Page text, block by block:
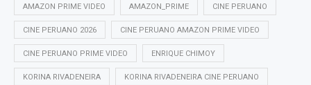
AMAZON PRIME VIDEO AMAZON_PRIME CINE PERUANO
CINE PERUANO 2026 CINE PERUANO AMAZON PRIME VIDEO
CINE PERUANO PRIME VIDEO ENRIQUE CHIMOY
KORINA RIVADENEIRA KORINA RIVADENEIRA CINE PERUANO